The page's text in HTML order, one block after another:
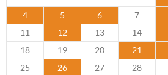
4
5 6 7
11
12 13 14
18
19 20 21
25
26 27 28